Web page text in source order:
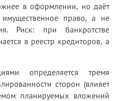
в оформлении, но даёт
имущественное право, а не
Риск: при банкротстве
в реестр кредиторов, а
определяется тремя
сторон (влияет
планируемых вложений